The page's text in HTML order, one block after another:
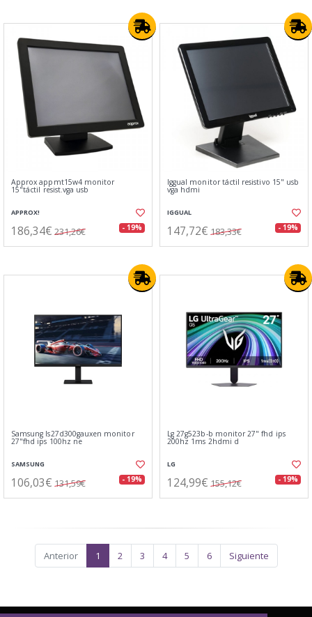
Approx appmt15w4 monitor
15"táctil resist.vga usb
APPROX!
186,34€ 231,26€ - 19%
Iggual monitor táctil resistivo 15" usb
vga hdmi
IGGUAL
147,72€ 183,33€ - 19%
Samsung ls27d300gauxen monitor
27"fhd ips 100hz ne
SAMSUNG
106,03€ 131,59€ - 19%
Lg 27g523b-b monitor 27" fhd ips
200hz 1ms 2hdmi d
LG
124,99€ 155,12€ - 19%
Anterior 1 2 3 4 5 6 Siguiente